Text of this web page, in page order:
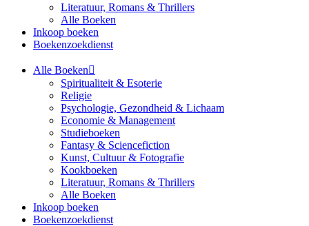
Literatuur, Romans & Thrillers
Alle Boeken
Inkoop boeken
Boekenzoekdienst
Alle Boeken
Spiritualiteit & Esoterie
Religie
Psychologie, Gezondheid & Lichaam
Economie & Management
Studieboeken
Fantasy & Sciencefiction
Kunst, Cultuur & Fotografie
Kookboeken
Literatuur, Romans & Thrillers
Alle Boeken
Inkoop boeken
Boekenzoekdienst